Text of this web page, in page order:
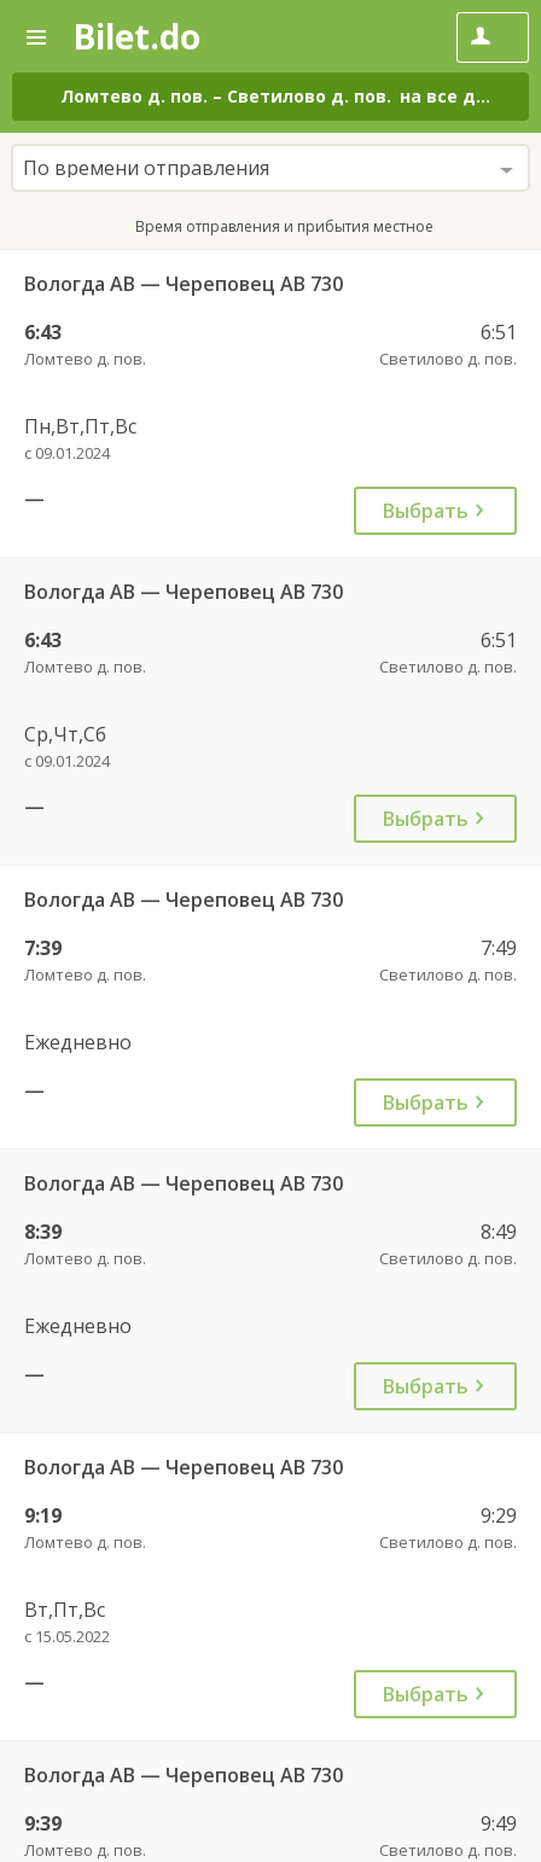
—
Поиск
и
покупка
билетов
на
автобус
онлайн
Bilet.do
Ломтево д. пов. – Светилово д. пов. на все дни
По времени отправления
Время отправления и прибытия местное
Вологда АВ — Череповец АВ 730
6:43
Ломтево д. пов.
6:51
Светилово д. пов.
Пн,Вт,Пт,Вс
с 09.01.2024
— Выбрать
Вологда АВ — Череповец АВ 730
6:43
Ломтево д. пов.
6:51
Светилово д. пов.
Ср,Чт,Сб
с 09.01.2024
— Выбрать
Вологда АВ — Череповец АВ 730
7:39
Ломтево д. пов.
7:49
Светилово д. пов.
Ежедневно
—
Выбрать
Вологда АВ — Череповец АВ 730
8:39
Ломтево д. пов.
8:49
Светилово д. пов.
Ежедневно
—
Выбрать
Вологда АВ — Череповец АВ 730
9:19
Ломтево д. пов.
9:29
Светилово д. пов.
Вт,Пт,Вс
с 15.05.2022
— Выбрать
Вологда АВ — Череповец АВ 730
9:39
Ломтево д. пов.
9:49
Светилово д. пов.